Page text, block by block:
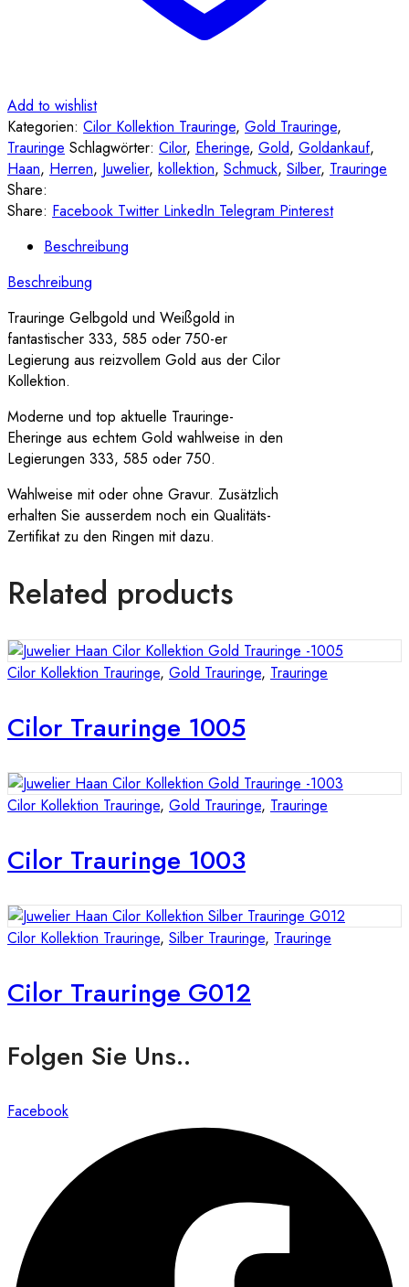
Add to wishlist
Kategorien: Cilor Kollektion Trauringe, Gold Trauringe,
Trauringe Schlagwörter: Cilor, Eheringe, Gold, Goldankauf,
Haan, Herren, Juwelier, kollektion, Schmuck, Silber, Trauringe
Share:
Share: Facebook Twitter LinkedIn Telegram Pinterest
Beschreibung
Beschreibung
Trauringe Gelbgold und Weißgold in
fantastischer 333, 585 oder 750-er
Legierung aus reizvollem Gold aus der Cilor
Kollektion.
Moderne und top aktuelle Trauringe-
Eheringe aus echtem Gold wahlweise in den
Legierungen 333, 585 oder 750.
Wahlweise mit oder ohne Gravur. Zusätzlich
erhalten Sie ausserdem noch ein Qualitäts-
Zertifikat zu den Ringen mit dazu.
Related products
Cilor Kollektion Trauringe, Gold Trauringe, Trauringe
Cilor Trauringe 1005
Cilor Kollektion Trauringe, Gold Trauringe, Trauringe
Cilor Trauringe 1003
Cilor Kollektion Trauringe, Silber Trauringe, Trauringe
Cilor Trauringe G012
Folgen Sie Uns..
Facebook